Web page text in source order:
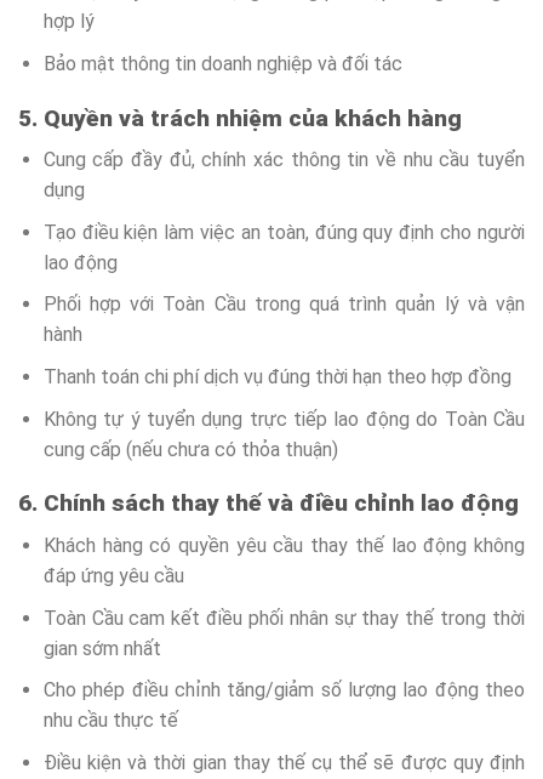
hợp lý
Bảo mật thông tin doanh nghiệp và đối tác
5. Quyền và trách nhiệm của khách hàng
Cung cấp đầy đủ, chính xác thông tin về nhu cầu tuyển
dụng
Tạo điều kiện làm việc an toàn, đúng quy định cho người
lao động
Phối hợp với Toàn Cầu trong quá trình quản lý và vận
hành
Thanh toán chi phí dịch vụ đúng thời hạn theo hợp đồng
Không tự ý tuyển dụng trực tiếp lao động do Toàn Cầu
cung cấp (nếu chưa có thỏa thuận)
6. Chính sách thay thế và điều chỉnh lao động
Khách hàng có quyền yêu cầu thay thế lao động không
đáp ứng yêu cầu
Toàn Cầu cam kết điều phối nhân sự thay thế trong thời
gian sớm nhất
Cho phép điều chỉnh tăng/giảm số lượng lao động theo
nhu cầu thực tế
Điều kiện và thời gian thay thế cụ thể sẽ được quy định